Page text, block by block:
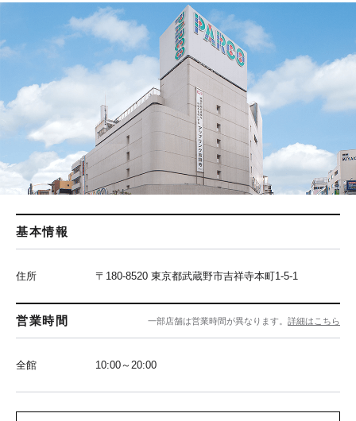
基本情報
住所 〒180-8520 東京都武蔵野市吉祥寺本町1-5-1
営業時間 一部店舗は営業時間が異なります。 詳細はこちら
全館 10:00～20:00